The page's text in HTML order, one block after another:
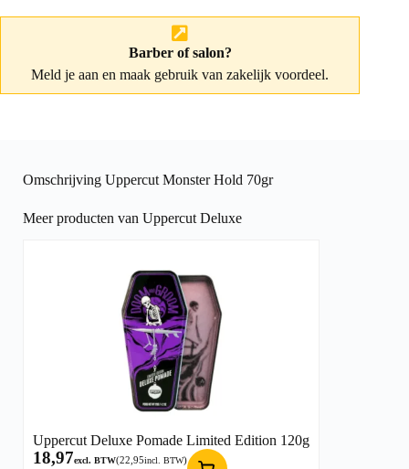
Barber of salon?
Meld je aan en maak gebruik van zakelijk voordeel.
Omschrijving Uppercut Monster Hold 70gr
Meer producten van Uppercut Deluxe
Uppercut Deluxe Pomade Limited Edition 120g
18,97excl. BTW(22,95incl. BTW)